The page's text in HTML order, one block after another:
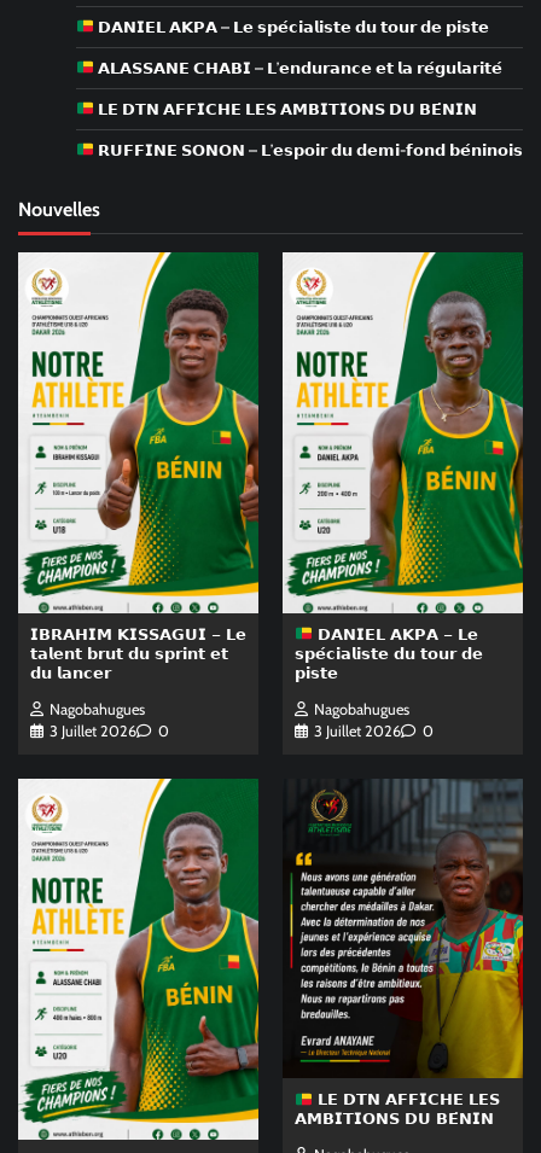
𝗗𝗔𝗡𝗜𝗘𝗟 𝗔𝗞𝗣𝗔 – 𝗟𝗲 𝘀𝗽𝗲́𝗰𝗶𝗮𝗹𝗶𝘀𝘁𝗲 𝗱𝘂 𝘁𝗼𝘂𝗿 𝗱𝗲 𝗽𝗶𝘀𝘁𝗲
𝗔𝗟𝗔𝗦𝗦𝗔𝗡𝗘 𝗖𝗛𝗔𝗕𝗜 – 𝗟’𝗲𝗻𝗱𝘂𝗿𝗮𝗻𝗰𝗲 𝗲𝘁 𝗹𝗮 𝗿𝗲́𝗴𝘂𝗹𝗮𝗿𝗶𝘁𝗲́
𝗟𝗘 𝗗𝗧𝗡 𝗔𝗙𝗙𝗜𝗖𝗛𝗘 𝗟𝗘𝗦 𝗔𝗠𝗕𝗜𝗧𝗜𝗢𝗡𝗦 𝗗𝗨 𝗕𝗘́𝗡𝗜𝗡
𝗥𝗨𝗙𝗙𝗜𝗡𝗘 𝗦𝗢𝗡𝗢𝗡 – 𝗟’𝗲𝘀𝗽𝗼𝗶𝗿 𝗱𝘂 𝗱𝗲𝗺𝗶-𝗳𝗼𝗻𝗱 𝗯𝗲́𝗻𝗶𝗻𝗼𝗶𝘀
Nouvelles
𝗜𝗕𝗥𝗔𝗛𝗜𝗠 𝗞𝗜𝗦𝗦𝗔𝗚𝗨𝗜 – 𝗟𝗲
𝘁𝗮𝗹𝗲𝗻𝘁 𝗯𝗿𝘂𝘁 𝗱𝘂 𝘀𝗽𝗿𝗶𝗻𝘁 𝗲𝘁
𝗱𝘂 𝗹𝗮𝗻𝗰𝗲𝗿
Nagobahugues
3 Juillet 2026
0
𝗗𝗔𝗡𝗜𝗘𝗟 𝗔𝗞𝗣𝗔 – 𝗟𝗲
𝘀𝗽𝗲́𝗰𝗶𝗮𝗹𝗶𝘀𝘁𝗲 𝗱𝘂 𝘁𝗼𝘂𝗿 𝗱𝗲
𝗽𝗶𝘀𝘁𝗲
Nagobahugues
3 Juillet 2026
0
𝗟𝗘 𝗗𝗧𝗡 𝗔𝗙𝗙𝗜𝗖𝗛𝗘 𝗟𝗘𝗦
𝗔𝗠𝗕𝗜𝗧𝗜𝗢𝗡𝗦 𝗗𝗨 𝗕𝗘́𝗡𝗜𝗡